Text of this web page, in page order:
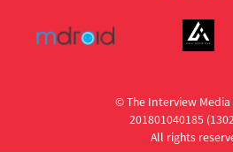
© The Interview Media
201801040185
All rights